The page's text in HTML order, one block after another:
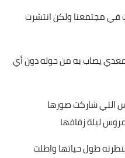
شمال سيناء
أخبار الفن
في مجتمعنا ولكن انتشرت
يصاب به من حوله دون أي
التي شاركت صورها
ليلة زفافها
طول حياتها واطلت